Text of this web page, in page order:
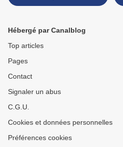
Hébergé par Canalblog
Top articles
Pages
Contact
Signaler un abus
C.G.U.
Cookies et données personnelles
Préférences cookies